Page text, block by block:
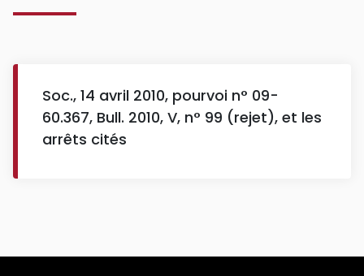
Soc., 14 avril 2010, pourvoi n° 09-
60.367, Bull. 2010, V, n° 99 (rejet), et les
arrêts cités